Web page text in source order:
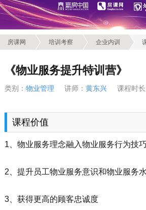
房课网 培训考察 企业内训
《物业服务提升特训营》
类别： 物业管理 讲师： 黄东兴课程时长
课程价值
1、物业服务理念融入物业服务行为技
2、提升员工物业服务意识和物业服务
3、获得更高的顾客忠诚度